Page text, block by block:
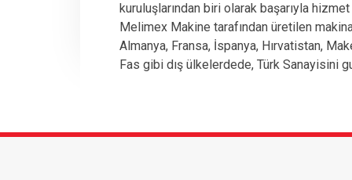
kuruluşlarından biri olarak başarıyla
Melimex Makine tarafından üretilen
Almanya, Fransa, İspanya, Hırvatistan,
Fas gibi dış ülkelerdede, Türk Sanayisini